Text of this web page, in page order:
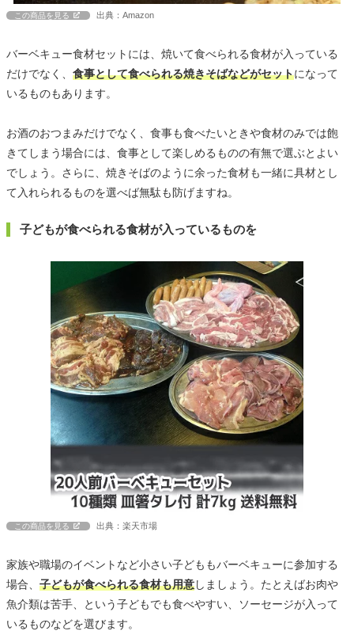
この商品を見る 出典：Amazon
バーベキュー食材セットには、焼いて食べられる食材が入っている
だけでなく、 食事として食べられる焼きそばなどがセットになって
いるものもあります。
お酒のおつまみだけでなく、食事も食べたいときや食材のみでは飽
きてしまう場合には、食事として楽しめるものの有無で選ぶとよい
でしょう。さらに、焼きそばのように余った食材も一緒に具材とし
て入れられるものを選べば無駄も防げますね。
子どもが食べられる食材が入っているものを
この商品を見る 出典：楽天市場
家族や職場のイベントなど小さい子どももバーベキューに参加する
場合、 子どもが食べられる食材も用意しましょう。たとえばお肉や
魚介類は苦手、という子どもでも食べやすい、ソーセージが入って
いるものなどを選びます。